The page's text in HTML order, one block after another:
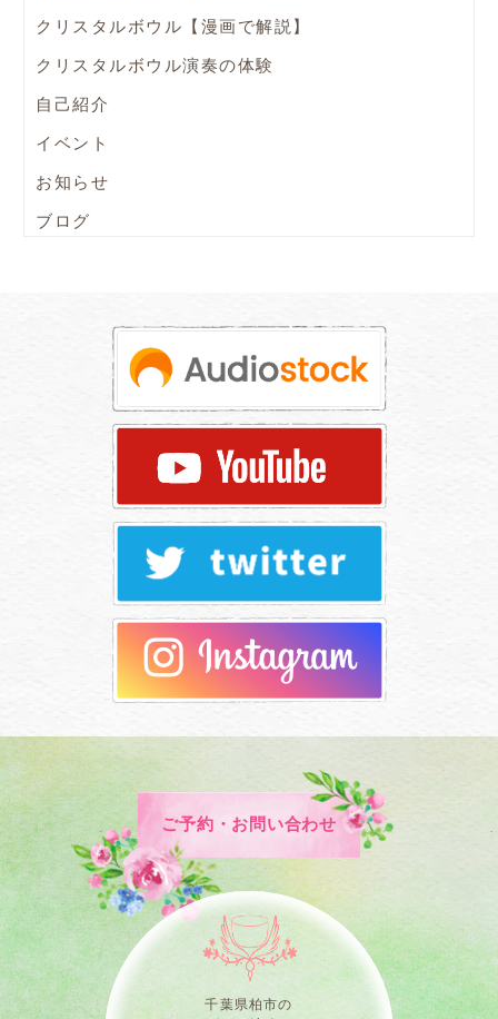
クリスタルボウル【漫画で解説】
クリスタルボウル演奏の体験
自己紹介
イベント
お知らせ
ブログ
ご予約・お問い合わせ
千葉県柏市の